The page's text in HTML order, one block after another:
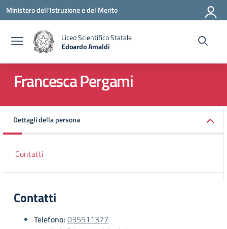
Vai ai contenuti
Vai al menu di navigazione
Vai al footer
Ministero dell'Istruzione e del Merito
Liceo Scientifico Statale
Edoardo Amaldi
Francesca Pergami
Dettagli della persona
Contatti
Contatti
Telefono: 035511377